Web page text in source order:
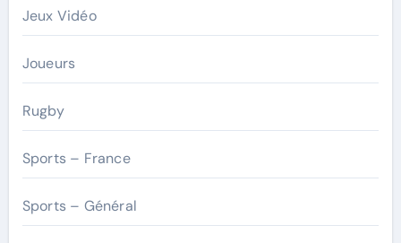
Jeux Vidéo
Joueurs
Rugby
Sports – France
Sports – Général